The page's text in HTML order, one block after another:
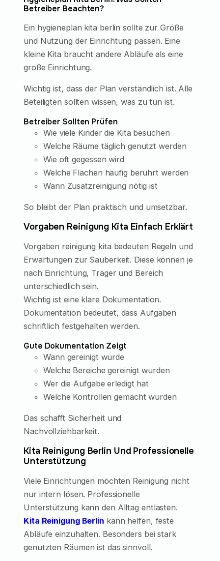
Betreiber Beachten?
Ein hygieneplan kita berlin sollte zur Größe
und Nutzung der Einrichtung passen. Eine
kleine Kita braucht andere Abläufe als eine
große Einrichtung.
Wichtig ist, dass der Plan verständlich ist. Alle
Beteiligten sollten wissen, was zu tun ist.
Betreiber Sollten Prüfen
Wie viele Kinder die Kita besuchen
Welche Räume täglich genutzt werden
Wie oft gegessen wird
Welche Flächen häufig berührt werden
Wann Zusatzreinigung nötig ist
So bleibt der Plan praktisch und umsetzbar.
Vorgaben Reinigung Kita Einfach Erklärt
Vorgaben reinigung kita bedeuten Regeln und
Erwartungen zur Sauberkeit. Diese können je
nach Einrichtung, Träger und Bereich
unterschiedlich sein.
Wichtig ist eine klare Dokumentation.
Dokumentation bedeutet, dass Aufgaben
schriftlich festgehalten werden.
Gute Dokumentation Zeigt
Wann gereinigt wurde
Welche Bereiche gereinigt wurden
Wer die Aufgabe erledigt hat
Welche Kontrollen gemacht wurden
Das schafft Sicherheit und
Nachvollziehbarkeit.
Kita Reinigung Berlin Und Professionelle
Unterstützung
Viele Einrichtungen möchten Reinigung nicht
nur intern lösen. Professionelle
Unterstützung kann den Alltag entlasten.
Kita Reinigung Berlin kann helfen, feste
Abläufe einzuhalten. Besonders bei stark
genutzten Räumen ist das sinnvoll.